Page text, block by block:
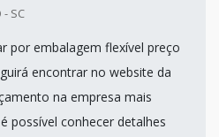
- SC
por embalagem flexível preço
encontrar no website da
na empresa mais
possível conhecer detalhes